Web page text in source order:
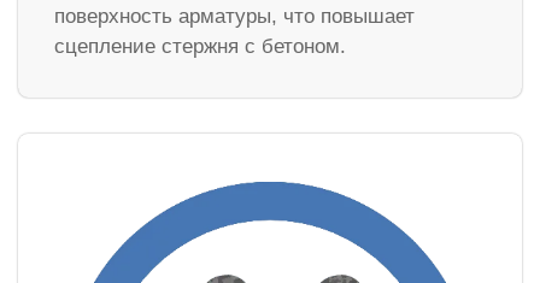
поверхность арматуры, что повышает
сцепление стержня с бетоном.